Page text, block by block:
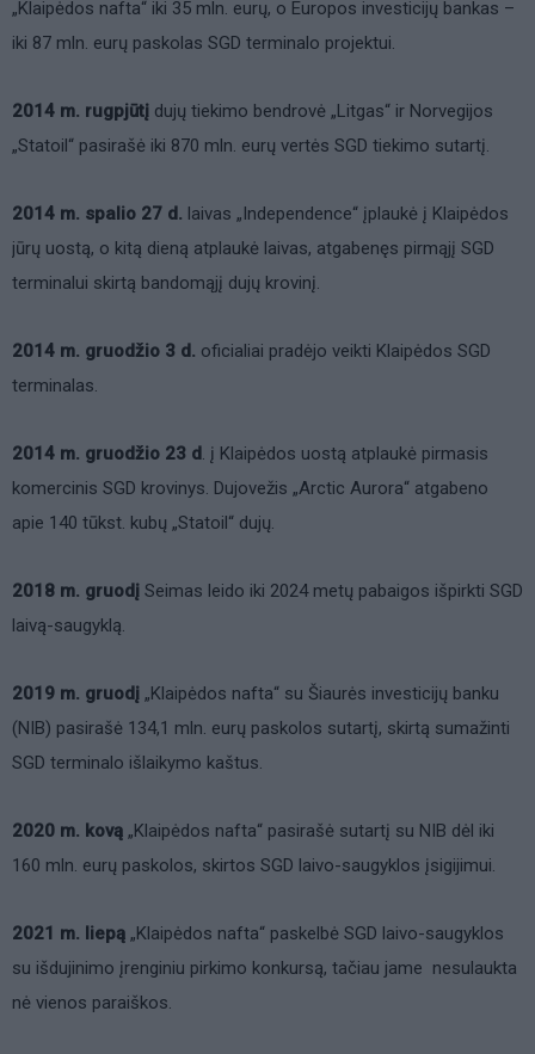
„Klaipėdos nafta“ iki 35 mln. eurų, o Europos investicijų bankas –
iki 87 mln. eurų paskolas SGD terminalo projektui.
2014 m. rugpjūtį dujų tiekimo bendrovė „Litgas“ ir Norvegijos
„Statoil“ pasirašė iki 870 mln. eurų vertės SGD tiekimo sutartį.
2014 m. spalio 27 d. laivas „Independence“ įplaukė į Klaipėdos
jūrų uostą, o kitą dieną atplaukė laivas, atgabenęs pirmąjį SGD
terminalui skirtą bandomąjį dujų krovinį.
2014 m. gruodžio 3 d. oficialiai pradėjo veikti Klaipėdos SGD
terminalas.
2014 m. gruodžio 23 d . į Klaipėdos uostą atplaukė pirmasis
komercinis SGD krovinys. Dujovežis „Arctic Aurora“ atgabeno
apie 140 tūkst. kubų „Statoil“ dujų.
2018 m. gruodį Seimas leido iki 2024 metų pabaigos išpirkti SGD
laivą-saugyklą.
2019 m. gruodį „Klaipėdos nafta“ su Šiaurės investicijų banku
(NIB) pasirašė 134,1 mln. eurų paskolos sutartį, skirtą sumažinti
SGD terminalo išlaikymo kaštus.
2020 m. kovą „Klaipėdos nafta“ pasirašė sutartį su NIB dėl iki
160 mln. eurų paskolos, skirtos SGD laivo-saugyklos įsigijimui.
2021 m. liepą „Klaipėdos nafta“ paskelbė SGD laivo-saugyklos
su išdujinimo įrenginiu pirkimo konkursą, tačiau jame nesulaukta
nė vienos paraiškos.